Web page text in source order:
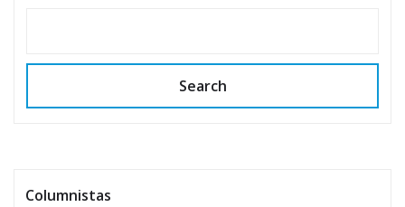
Search
Columnistas